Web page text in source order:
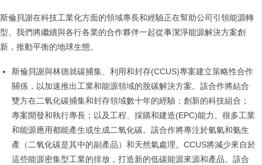
斯倫貝謝在科技工業化方面的領域專長和經驗正在幫助公司引領能源轉
型。我們將繼續與各行各業的合作夥伴一起從事潔淨能源解決方案創
新，推動平衡的地球生態。
斯倫貝謝與林德就碳捕集、利用和封存(CCUS)專案建立策略性合作
關係，以加速推出工業和能源領域的脫碳解決方案。該合作將結合
雙方在二氧化碳捕集和封存領域數十年的經驗；創新的科技組合；
專案開發和執行專長；以及工程、採購和建造(EPC)能力。很多工業
和能源應用都能產生或生成二氧化碳。該合作將專注於氫氣和氨生
產（二氧化碳是其中的副產品）和天然氣處理。CCUS將減少來自於
這些能源密集型工業的排放，打造新的低碳能源來源和產品。該合